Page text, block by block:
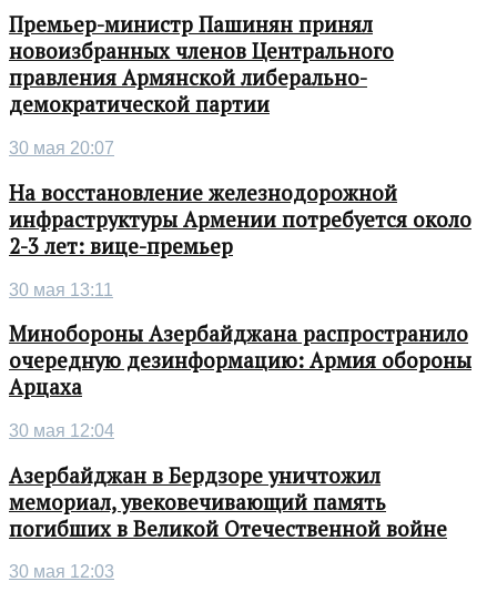
Премьер-министр Пашинян принял
новоизбранных членов Центрального
правления Армянской либерально-
демократической партии
30 мая 20:07
На восстановление железнодорожной
инфраструктуры Армении потребуется около
2-3 лет: вице-премьер
30 мая 13:11
Минобороны Азербайджана распространило
очередную дезинформацию: Армия обороны
Арцаха
30 мая 12:04
Азербайджан в Бердзоре уничтожил
мемориал, увековечивающий память
погибших в Великой Отечественной войне
30 мая 12:03